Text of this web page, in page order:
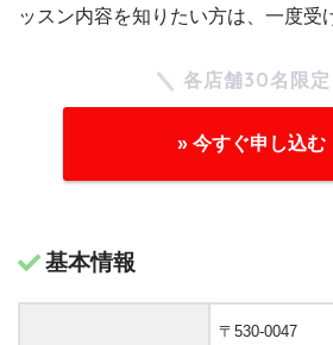
ッスン内容を知りたい方は、一度受
各店舗30名限定
» 今すぐ申し込む
基本情報
〒530-0047